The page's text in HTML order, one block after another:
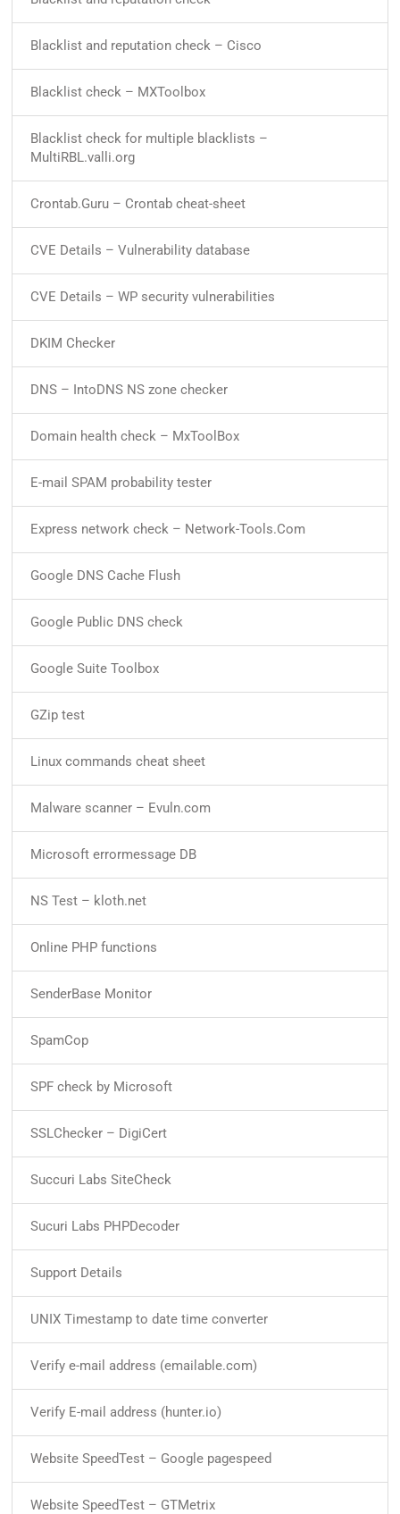
Blacklist and reputation check – Cisco
Blacklist check – MXToolbox
Blacklist check for multiple blacklists –
MultiRBL.valli.org
Crontab.Guru – Crontab cheat-sheet
CVE Details – Vulnerability database
CVE Details – WP security vulnerabilities
DKIM Checker
DNS – IntoDNS NS zone checker
Domain health check – MxToolBox
E-mail SPAM probability tester
Express network check – Network-Tools.Com
Google DNS Cache Flush
Google Public DNS check
Google Suite Toolbox
GZip test
Linux commands cheat sheet
Malware scanner – Evuln.com
Microsoft errormessage DB
NS Test – kloth.net
Online PHP functions
SenderBase Monitor
SpamCop
SPF check by Microsoft
SSLChecker – DigiCert
Succuri Labs SiteCheck
Sucuri Labs PHPDecoder
Support Details
UNIX Timestamp to date time converter
Verify e-mail address (emailable.com)
Verify E-mail address (hunter.io)
Website SpeedTest – Google pagespeed
Website SpeedTest – GTMetrix